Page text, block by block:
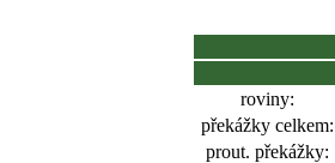
roviny:
překážky celkem:
prout. překážky: